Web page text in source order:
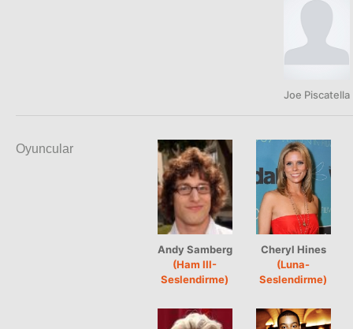
Joe Piscatella
Oyuncular
Andy Samberg
(Ham III-
Seslendirme)
Cheryl Hines
(Luna-
Seslendirme)